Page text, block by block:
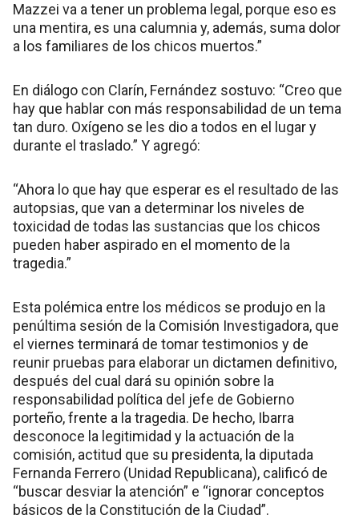
Mazzei va a tener un problema legal, porque eso es
una mentira, es una calumnia y, además, suma dolor
a los familiares de los chicos muertos.”
En diálogo con Clarín, Fernández sostuvo: “Creo que
hay que hablar con más responsabilidad de un tema
tan duro. Oxígeno se les dio a todos en el lugar y
durante el traslado.” Y agregó:
“Ahora lo que hay que esperar es el resultado de las
autopsias, que van a determinar los niveles de
toxicidad de todas las sustancias que los chicos
pueden haber aspirado en el momento de la
tragedia.”
Esta polémica entre los médicos se produjo en la
penúltima sesión de la Comisión Investigadora, que
el viernes terminará de tomar testimonios y de
reunir pruebas para elaborar un dictamen definitivo,
después del cual dará su opinión sobre la
responsabilidad política del jefe de Gobierno
porteño, frente a la tragedia. De hecho, Ibarra
desconoce la legitimidad y la actuación de la
comisión, actitud que su presidenta, la diputada
Fernanda Ferrero (Unidad Republicana), calificó de
“buscar desviar la atención” e “ignorar conceptos
básicos de la Constitución de la Ciudad”.